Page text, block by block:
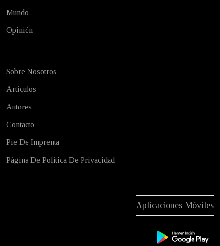
Mundo
Opinión
Sobre Nosotros
Artículos
Autores
Contacto
Pie De Imprenta
Página De Política De Privacidad
Aplicaciones Móviles